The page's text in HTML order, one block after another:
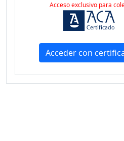
Acceso exclusivo para
Acceder con